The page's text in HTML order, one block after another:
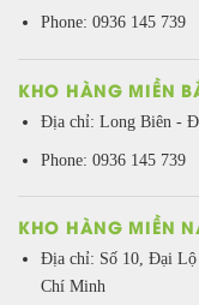
Phone: 0936 145 739
KHO HÀNG MIỀN
Địa chỉ: Long Biên -
Phone: 0936 145 739
KHO HÀNG MIỀN
Địa chỉ: Số 10, Đại Lộ
Chí Minh